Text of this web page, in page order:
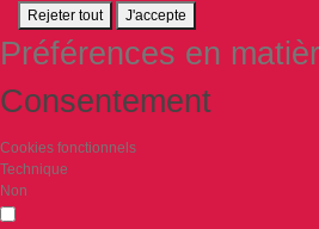
Rejeter tout
J'accepte
Préférences en
Consentement
Cookies fonctionnels
Technique
Non